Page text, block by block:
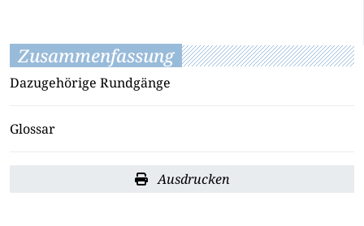
Zusammenfassung
Dazugehörige Rundgänge
Glossar
Ausdrucken